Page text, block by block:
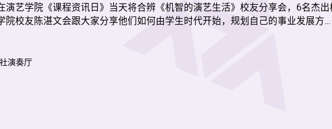
演艺学院《课程资讯日》当天将合辨《机智的演艺生活》校友分享会，6名杰出
院校友陈湛文会跟大家分享他们如何由学生时代开始，规划自己的事业发展方
演奏厅